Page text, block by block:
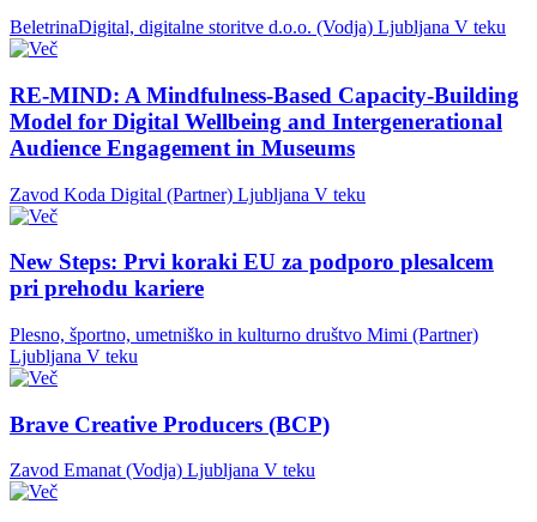
BeletrinaDigital, digitalne storitve d.o.o. (Vodja) Ljubljana V teku
RE-MIND: A Mindfulness-Based Capacity-Building
Model for Digital Wellbeing and Intergenerational
Audience Engagement in Museums
Zavod Koda Digital (Partner) Ljubljana V teku
New Steps: Prvi koraki EU za podporo plesalcem
pri prehodu kariere
Plesno, športno, umetniško in kulturno društvo Mimi (Partner)
Ljubljana V teku
Brave Creative Producers (BCP)
Zavod Emanat (Vodja) Ljubljana V teku